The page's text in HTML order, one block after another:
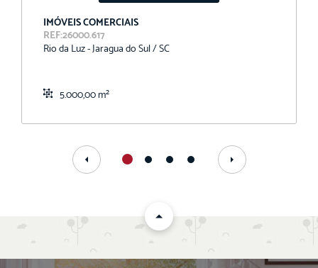
IMÓVEIS COMERCIAIS
REF:26000.617
Rio da Luz - Jaragua do Sul / SC
5.000,00 m²